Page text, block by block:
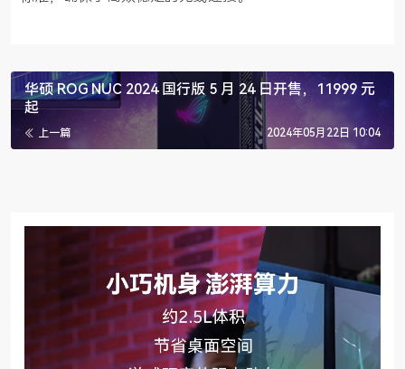
华硕 ROG NUC 2024 国行版 5 月 24 日开售，11999 元
起
上一篇 2024年05月22日 10:04